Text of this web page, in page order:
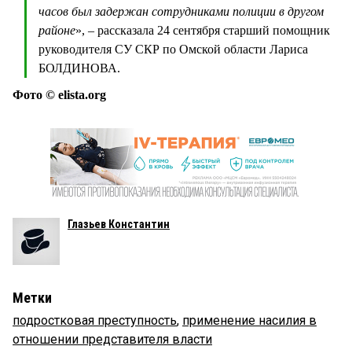
часов был задержан сотрудниками полиции в другом
районе», – рассказала 24 сентября старший помощник
руководителя СУ СКР по Омской области Лариса
БОЛДИНОВА.
Фото © elista.org
Глазьев Константин
Метки
подростковая преступность, применение насилия в
отношении представителя власти